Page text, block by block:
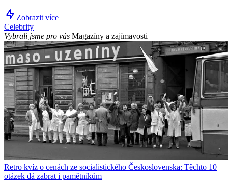
Zobrazit více
Celebrity
Vybrali jsme pro vás Magazíny a zajímavosti
Retro kvíz o cenách ze socialistického Československa: Těchto 10
otázek dá zabrat i pamětníkům